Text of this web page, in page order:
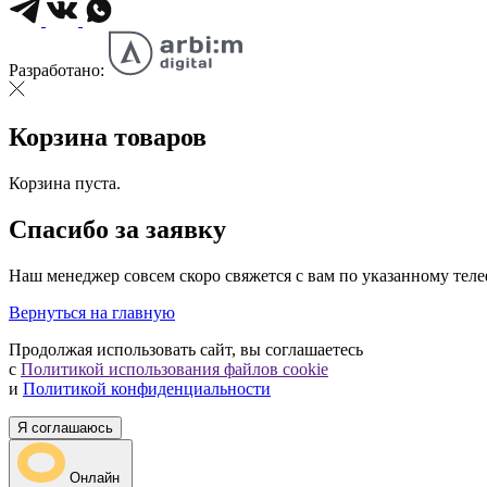
Разработано:
Корзина товаров
Корзина пуста.
Спасибо за заявку
Наш менеджер совсем скоро свяжется с вам по указанному
Вернуться на главную
Продолжая использовать сайт, вы соглашаетесь
с Политикой использования файлов cookie
и Политикой конфиденциальности
Я соглашаюсь
Онлайн